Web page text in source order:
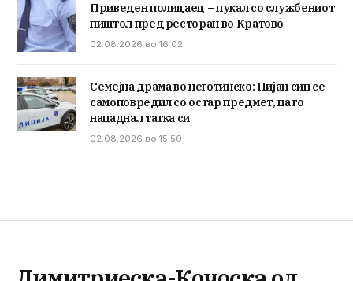
Приведен полицаец – пукал со службениот
пиштол пред ресторан во Кратово
02.08.2026 во 16:02
Семејна драма во неготинско: Пијан син се
самоповредил со остар предмет, па го
нападнал татка си
02.08.2026 во 15:50